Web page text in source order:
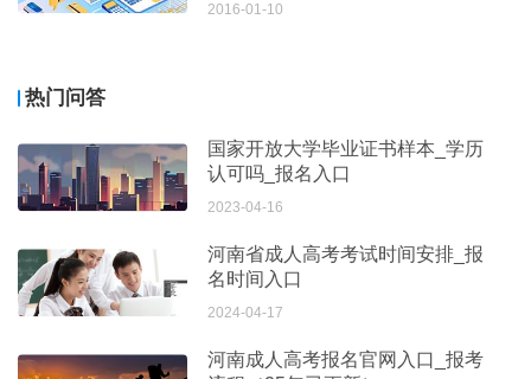
2016-01-10
热门问答
国家开放大学毕业证书样本_学历
认可吗_报名入口
2023-04-16
河南省成人高考考试时间安排_报
名时间入口
2024-04-17
河南成人高考报名官网入口_报考